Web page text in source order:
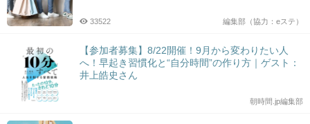
編集部（協力：eステ）
33522
【参加者募集】8/22開催！9月から変わりたい人
へ！早起き習慣化と“自分時間”の作り方｜ゲスト：
井上皓史さん
朝時間.jp編集部